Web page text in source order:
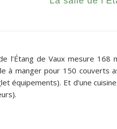
l’Étang de Vaux mesure
à manger pour 150 couverts
équipements). Et d’une